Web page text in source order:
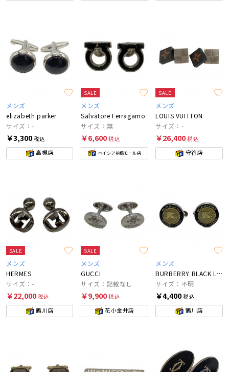
メンズ
elizabeth parker
サイズ：-
￥3,300税込
高槻店
SALE
メンズ
Salvatore Ferragamo
サイズ：無
￥6,600税込
ベイシア前橋モール店
SALE
メンズ
LOUIS VUITTON
サイズ：-
￥26,400税込
守谷店
SALE
メンズ
HERMES
サイズ：-
￥22,000税込
鶴川店
SALE
メンズ
GUCCI
サイズ：記載なし
￥9,900税込
花小金井店
メンズ
BURBERRY BLACK LABEL
サイズ：不明
￥4,400税込
鶴川店